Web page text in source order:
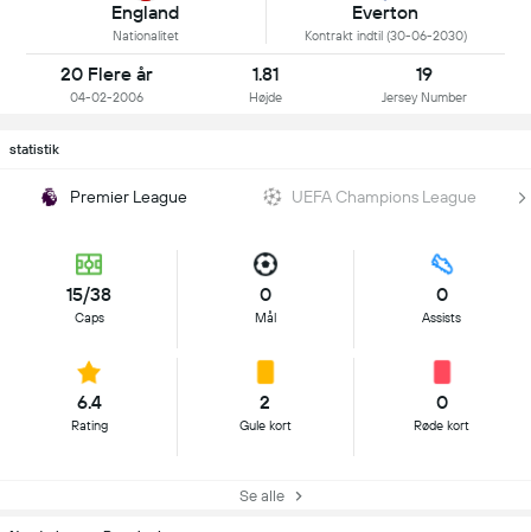
England
Nationalitet
Everton
Kontrakt indtil (30-06-2030)
20 Flere år
04-02-2006
1.81
Højde
19
Jersey Number
statistik
Premier League UEFA Champions League
15/38
Caps
0
Mål
0
Assists
6.4
Rating
2
Gule kort
0
Røde kort
Se alle